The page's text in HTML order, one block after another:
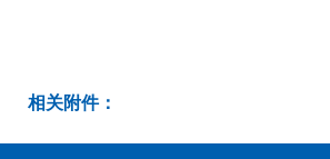
相关附件：